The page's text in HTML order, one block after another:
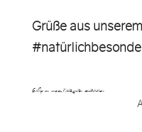
Grüße aus
Grüße aus unserem Kräutergarten. #natürlichbeso…